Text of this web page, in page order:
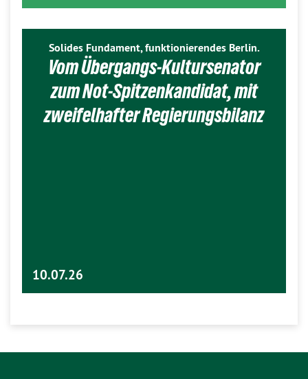
Solides Fundament, funktionierendes Berlin.
Vom Übergangs-Kultursenator
zum Not-Spitzenkandidat, mit
zweifelhafter Regierungsbilanz
10.07.26